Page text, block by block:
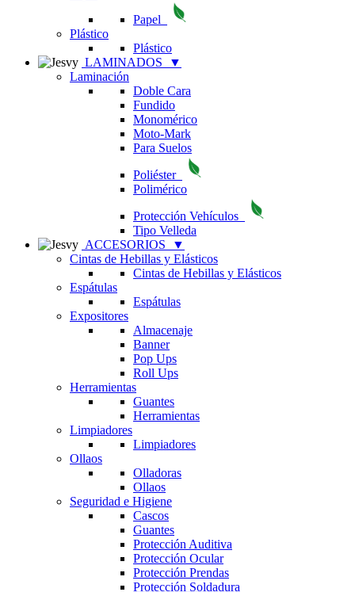
Papel
Plástico
Plástico
LAMINADOS
▼
Laminación
Doble Cara
Fundido
Monomérico
Moto-Mark
Para Suelos
Poliéster
Polimérico
Protección Vehículos
Tipo Velleda
ACCESORIOS
▼
Cintas de Hebillas y Elásticos
Cintas de Hebillas y Elásticos
Espátulas
Espátulas
Expositores
Almacenaje
Banner
Pop Ups
Roll Ups
Herramientas
Guantes
Herramientas
Limpiadores
Limpiadores
Ollaos
Olladoras
Ollaos
Seguridad e Higiene
Cascos
Guantes
Protección Auditiva
Protección Ocular
Protección Prendas
Protección Soldadura